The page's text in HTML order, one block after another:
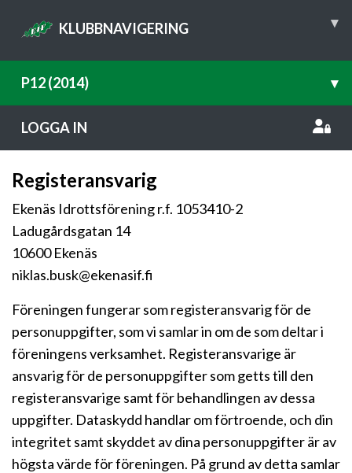
KLUBBNAVIGERING ▾
P12 (2014) ▾
LOGGA IN
Registeransvarig
Ekenäs Idrottsförening r.f. 1053410-2
Ladugårdsgatan 14
10600 Ekenäs
niklas.busk@ekenasif.fi
Föreningen fungerar som registeransvarig för de
personuppgifter, som vi samlar in om de som deltar i
föreningens verksamhet. Registeransvarige är
ansvarig för de personuppgifter som getts till den
registeransvarige samt för behandlingen av dessa
uppgifter. Dataskydd handlar om förtroende, och din
integritet samt skyddet av dina personuppgifter är av
högsta värde för föreningen. På grund av detta samlar